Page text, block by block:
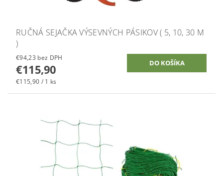
RUČNÁ SEJAČKA VÝSEVNÝCH PÁSIKOV ( 5, 10, 30 M
)
€94,23 bez DPH
€115,90
€115,90 / 1 ks